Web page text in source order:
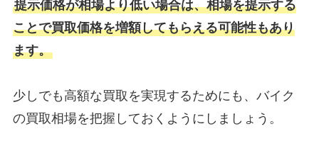
提示価格が相場より低い場合は、相場を提示する
ことで買取価格を増額してもらえる可能性もあり
ます。
少しでも高額な買取を実現するためにも、バイク
の買取相場を把握しておくようにしましょう。